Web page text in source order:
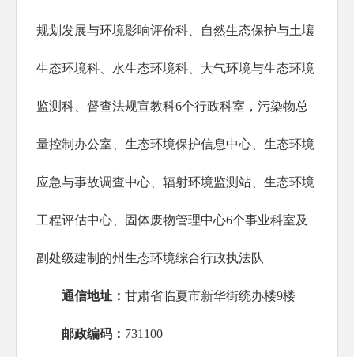
规划发展与环境影响评价科、自然生态保护与土壤
生态环境科、水生态环境科、大气环境与生态环境
监测科、督查法规宣教科6个行政科室，污染物总
量控制办公室、生态环境保护信息中心、生态环境
应急与事故调查中心、辐射环境监测站、生态环境
工程评估中心、固体废物管理中心6个事业科室及
副处级建制的州生态环境综合行政执法队
通信地址： 甘肃省临夏市新华街统办楼9楼
邮政编码： 731100